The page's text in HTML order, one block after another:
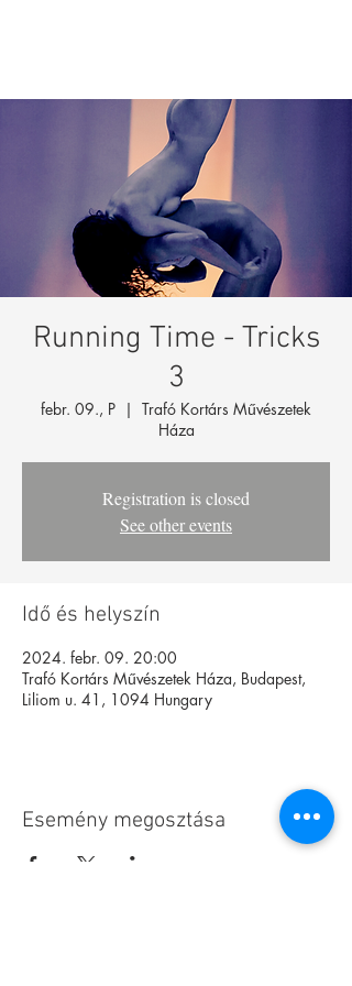
Running Time - Tricks
3
febr. 09., P
  |
Trafó Kortárs Művészetek
Háza
Registration is closed
See other events
Idő és helyszín
2024. febr. 09. 20:00
Trafó Kortárs Művészetek Háza, Budapest,
Liliom u. 41, 1094 Hungary
Esemény megosztása